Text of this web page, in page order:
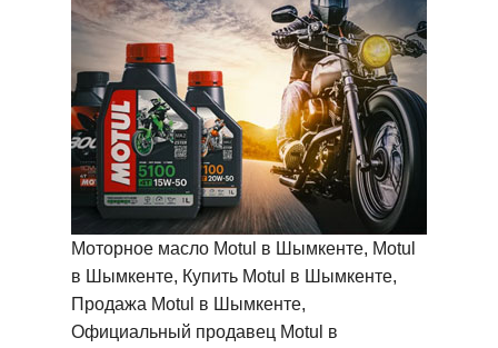
Моторное масло Motul в Шымкенте, Motul
в Шымкенте, Купить Motul в Шымкенте,
Продажа Motul в Шымкенте,
Официальный продавец Motul в